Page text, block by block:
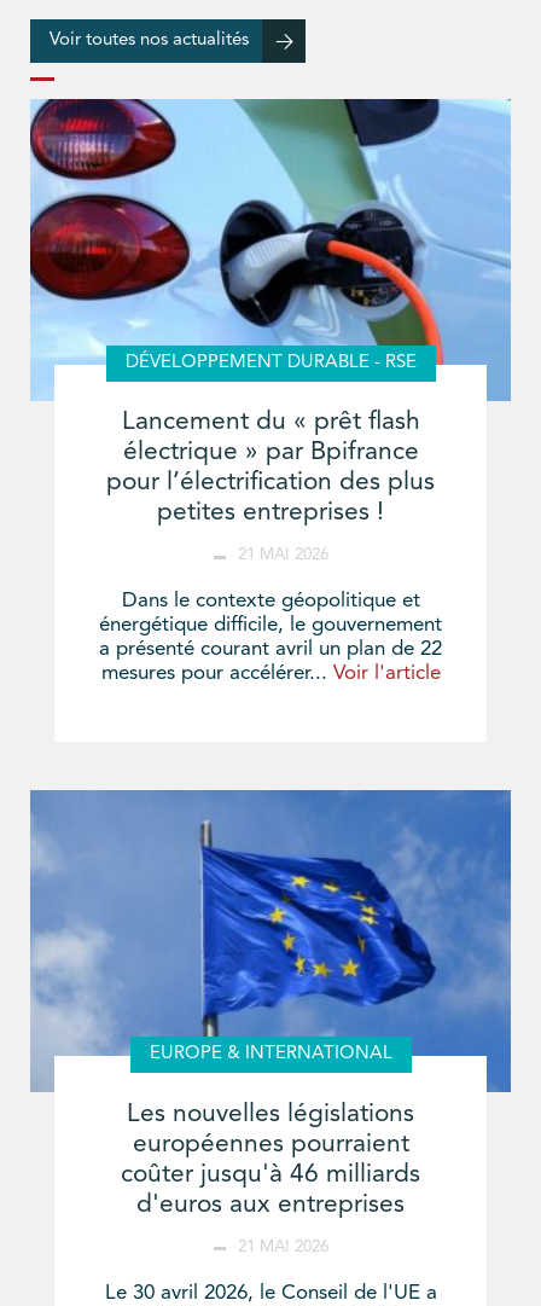
Voir toutes nos actualités
DÉVELOPPEMENT DURABLE - RSE
Lancement du « prêt flash
électrique » par Bpifrance
pour l’électrification des plus
petites entreprises !
21 MAI 2026
Dans le contexte géopolitique et
énergétique difficile, le gouvernement
a présenté courant avril un plan de 22
mesures pour accélérer... Voir l'article
EUROPE & INTERNATIONAL
Les nouvelles législations
européennes pourraient
coûter jusqu'à 46 milliards
d'euros aux entreprises
21 MAI 2026
Le 30 avril 2026, le Conseil de l'UE a